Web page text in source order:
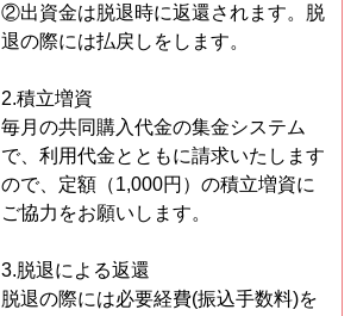
②出資金は脱退時に返還されます。脱
退の際には払戻しをします。
2.積立増資
毎月の共同購入代金の集金システム
で、利用代金とともに請求いたします
ので、定額（1,000円）の積立増資に
ご協力をお願いします。
3.脱退による返還
脱退の際には必要経費(振込手数料)を